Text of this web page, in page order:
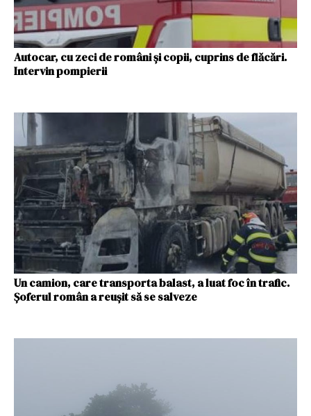
Autocar, cu zeci de români și copii, cuprins de flăcări.
Intervin pompierii
Un camion, care transporta balast, a luat foc în trafic.
Șoferul român a reușit să se salveze